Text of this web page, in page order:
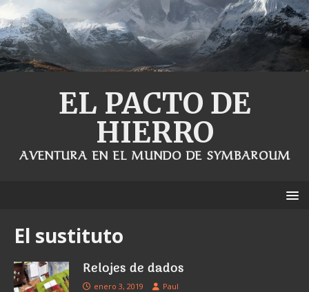
EL PACTO DE
HIERRO
AVENTURA EN EL MUNDO DE SYMBAROUM
El sustituto
Relojes de dados
enero 3, 2019 Paul